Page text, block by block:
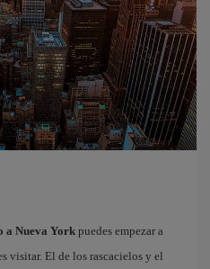
a Nueva York puedes empezar a
visitar. El de los rascacielos y el